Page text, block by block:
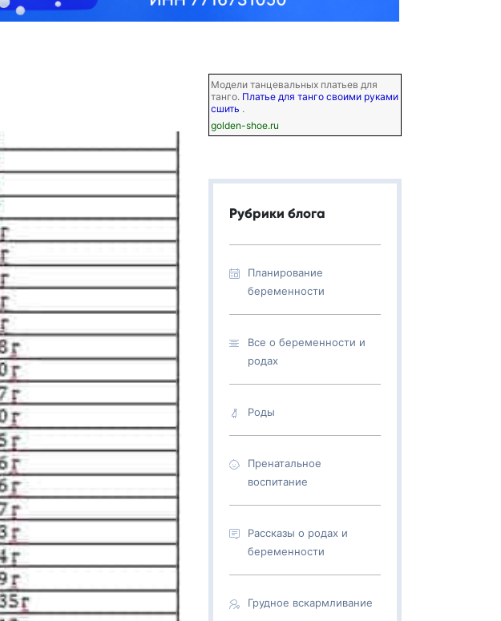
Модели танцевальных платьев для
танго. Платье для танго своими руками
сшить .
golden-shoe.ru
Рубрики блога
Планирование
беременности
Все о беременности и
родах
Роды
Пренатальное
воспитание
Рассказы о родах и
беременности
Грудное вскармливание